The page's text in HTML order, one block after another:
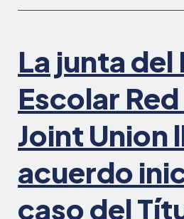
La junta
Escolar
Joint Union
acuerdo
caso del